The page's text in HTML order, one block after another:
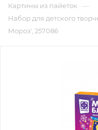
Картины из пайеток —
Набор для детского
Мороз', 257086